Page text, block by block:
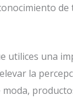
de
utilices una
la
moda,